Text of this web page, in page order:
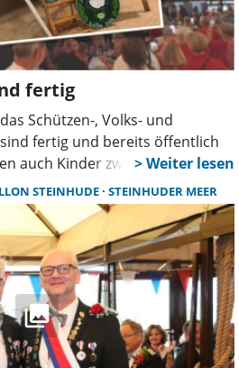
fertig
Schützen-, Volks- und
fertig und bereits öffentlich
auch Kinder zwischen 6 und 11
teilnehmen. Die Qualifikation
läuft noch bis zum 23.
STEINHUDE STEINHUDER MEER